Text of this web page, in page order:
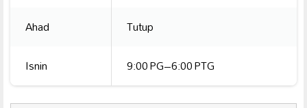
Ahad
Tutup
Isnin
9:00 PG–6:00 PTG